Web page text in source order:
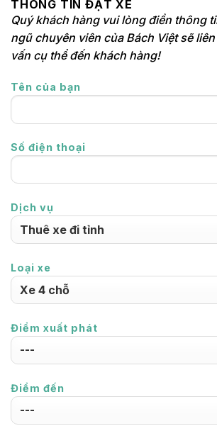
THÔNG TIN ĐẶT XE
Quý khách hàng vui lòng điền thông
ngũ chuyên viên của Bách Việt sẽ
vấn cụ thể đến khách hàng!
Tên của bạn
Số điện thoại
Dịch vụ
Loại xe
Điểm xuất phát
Điểm đến